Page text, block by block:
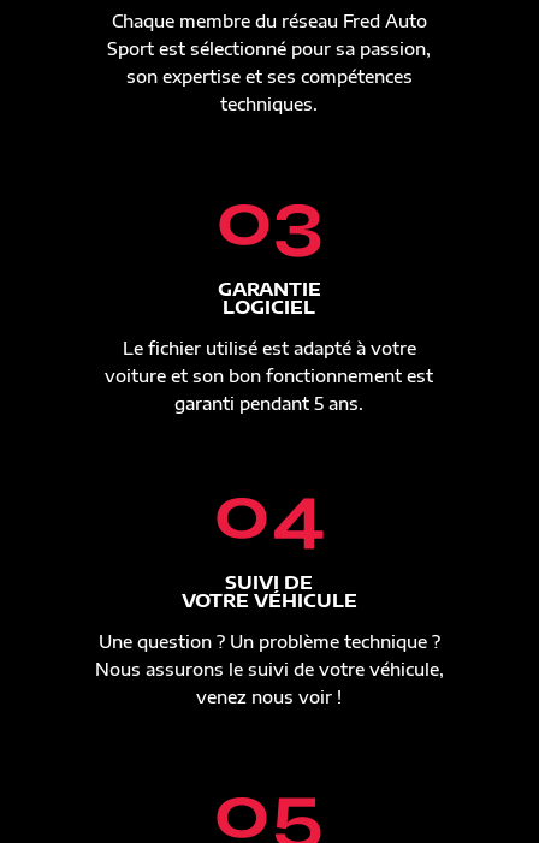
Chaque membre du réseau Fred Auto
Sport est sélectionné pour sa passion,
son expertise et ses compétences
techniques.
03
GARANTIE
LOGICIEL
Le fichier utilisé est adapté à votre
voiture et son bon fonctionnement est
garanti pendant 5 ans.
04
SUIVI DE
VOTRE VÉHICULE
Une question ? Un problème technique ?
Nous assurons le suivi de votre véhicule,
venez nous voir !
05